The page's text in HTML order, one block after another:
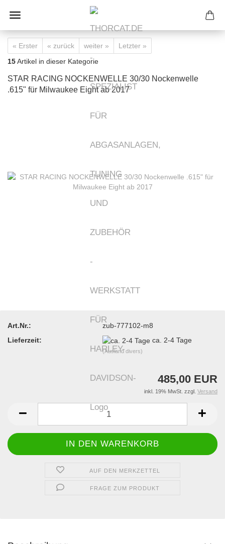
« Erster « zurück weiter »
Letzter »
15Artikel in dieser Kategorie
STAR RACING NOCKENWELLE 30/30 Nockenwelle
.615" für Milwaukee Eight ab 2017
Art.Nr.:
zub-777102-m8
Lieferzeit:
ca. 2-4 Tage
(Ausland divers)
485,00 EUR
inkl. 19% MwSt. zzgl. Versand
AUF DEN MERKZETTEL
FRAGE ZUM PRODUKT